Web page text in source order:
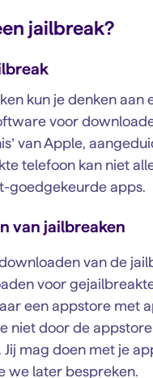
jailbreak?
kun je denken aan
voor
van Apple,
telefoon kan niet
goedgekeurde apps.
van jailbreaken
van de
voor
een appstore met
niet door de
Jij mag doen met je
we later bespreken.